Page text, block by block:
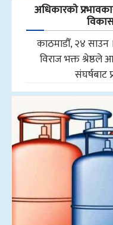
अधिकारकाे
विकास
काठमाडौँ, २४ साउन
विराज भक्त श्रेष्ठले
संघर्षबाट